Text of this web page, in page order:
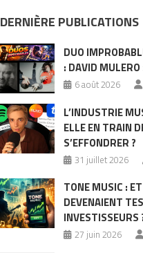
DERNIÈRE PUBLICATIONS
DUO
: DAVID
6 août 2026
L’INDUSTRIE
ELLE EN TRAIN
S’EFFONDRER ?
31 juillet 2026
TONE MUSIC :
DEVENAIENT TES
INVESTISSEURS
27 juin 2026